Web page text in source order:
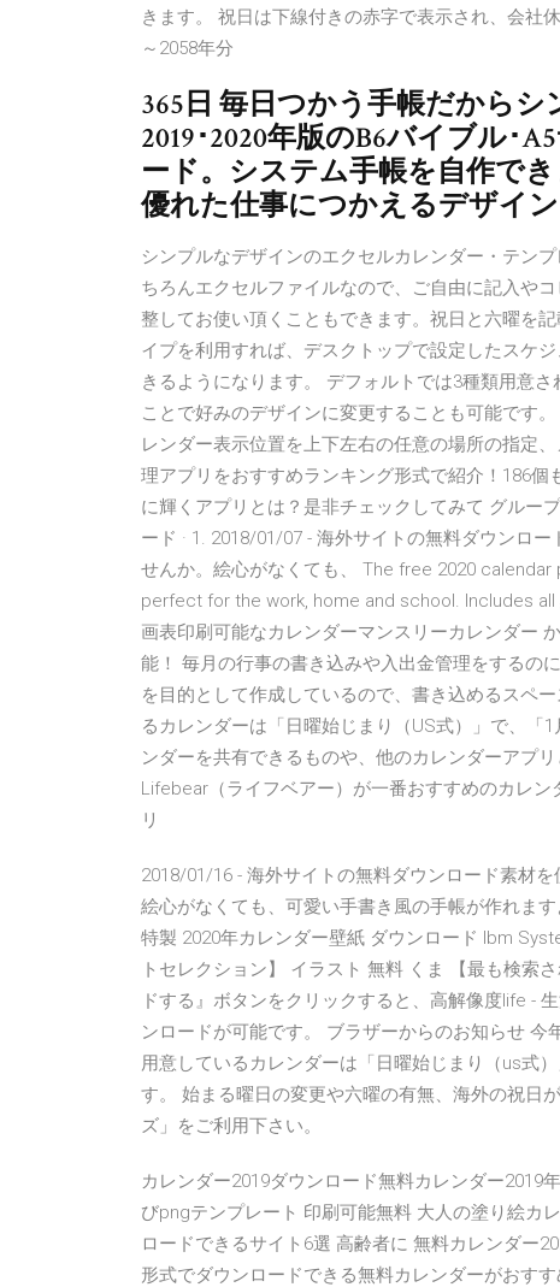
きます。 祝日は下線付きの赤字で表示され、会社
～2058年分
365日 毎日つかう手帳だから
2019･2020年版のB6バイブル･
ード。システム手帳を自作で
優れた仕事につかえるデザイ
シンプルなデザインのエクセルカレンダー・テン
ちろんエクセルファイルなので、ご自由に記入や
整してお使い頂くこともできます。祝日と六曜を
イプを利用すれば、デスクトップで設定したスケ
きるようになります。 デフォルトでは3種類用意
ことで好みのデザインに変更することも可能です
レンダー表示位置を上下左右の任意の場所の指定
理アプリをおすすめランキング形式で紹介！186個
に輝くアプリとは？是非チェックしてみて グルー
ード · 1. 2018/01/07 - 海外サイトの無料ダウンロ
せんか。絵心がなくても、 The free 2020
perfect for the work, home and school. Includes
画表印刷可能なカレンダーマンスリーカレンダー
能！ 毎月の行事の書き込みや入出金管理をするの
を目的として作成しているので、書き込めるスペ
るカレンダーは「日曜始じまり（US式）」で、「
ンダーを共有できるものや、他のカレンダーアプ
Lifebear（ライフベアー）が一番おすすめのカレ
リ
2018/01/16 - 海外サイトの無料ダウンロード素材
絵心がなくても、可愛い手書き風の手帳が作れま
特製 2020年カレンダー壁紙 ダウンロード Ibm
トセレクション】 イラスト 無料 くま 【最も検索
ドする』ボタンをクリックすると、高解像度life -
ンロードが可能です。 ブラザーからのお知らせ
用意しているカレンダーは「日曜始じまり（us式
す。 始まる曜日の変更や六曜の有無、海外の祝日
ズ」をご利用下さい。
カレンダー2019ダウンロード無料カレンダー2019
びpngテンプレート 印刷可能無料 大人の塗り絵カ
ロードできるサイト6選 高齢者に 無料カレンダー
形式でダウンロードできる無料カレンダーがおす